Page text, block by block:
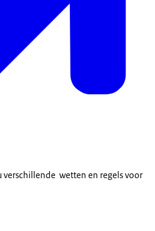
verschillende wetten en regels voor